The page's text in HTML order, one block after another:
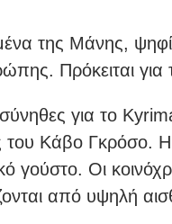
της Μάνης,
Πρόκειται
για το
του Κάβο Γκρόσο.
γούστο. Οι
από υψηλή